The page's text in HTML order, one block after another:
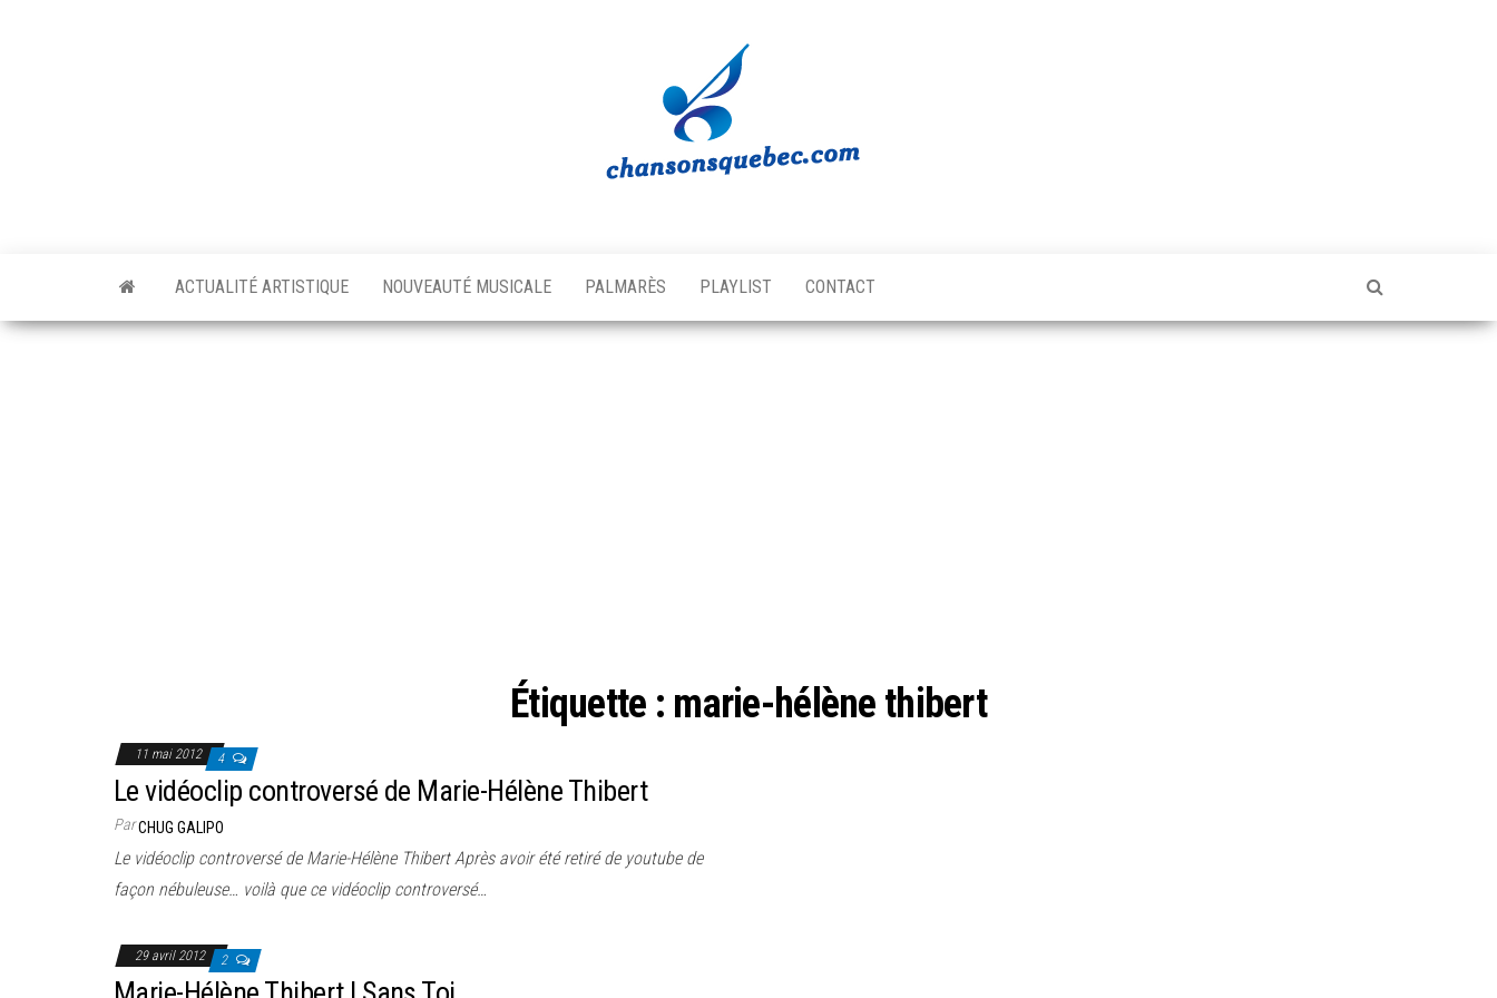
Québec
musicale
québécoise!
ACTUALITÉ ARTISTIQUE NOUVEAUTÉ MUSICALE PALMARÈS PLAYLIST CONTACT
Étiquette : marie-hélène thibert
11 mai 2012 4
Le vidéoclip controversé de Marie-Hélène Thibert
ParCHUG GALIPO
Le vidéoclip controversé de Marie-Hélène Thibert Après avoir été retiré de youtube de
façon nébuleuse… voilà que ce vidéoclip controversé…
29 avril 2012 2